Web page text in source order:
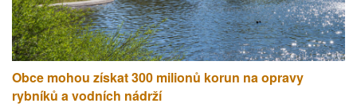
Obce mohou získat 300 milionů korun na opravy
rybníků a vodních nádrží